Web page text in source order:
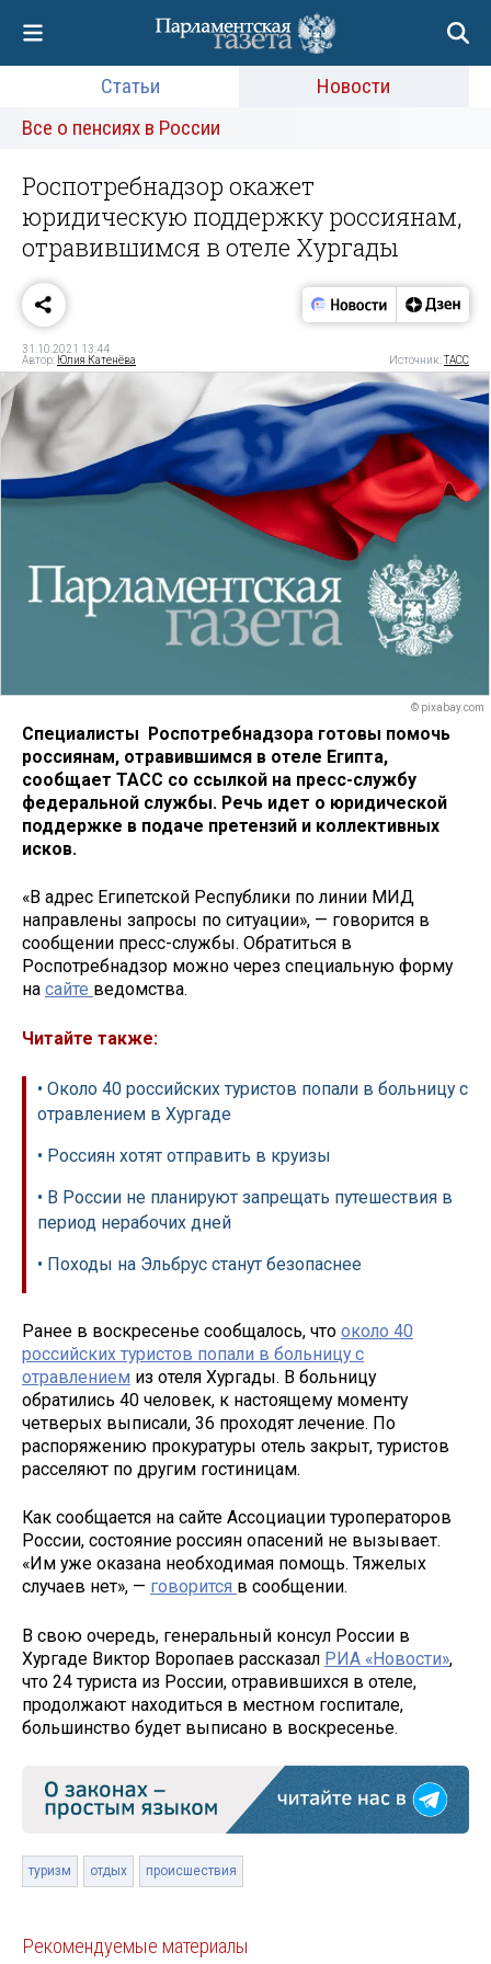
Статьи
Новости
Все о пенсиях в России
Роспотребнадзор окажет
юридическую поддержку россиянам,
отравившимся в отеле Хургады
31.10.2021 13:44
Автор: Юлия Катенёва Источник:ТАСС
© pixabay.com
Специалисты Роспотребнадзора готовы помочь
россиянам, отравившимся в отеле Египта,
сообщает ТАСС со ссылкой на пресс-службу
федеральной службы. Речь идет о юридической
поддержке в подаче претензий и коллективных
исков.
«В адрес Египетской Республики по линии МИД
направлены запросы по ситуации», — говорится в
сообщении пресс-службы. Обратиться в
Роспотребнадзор можно через специальную форму
на сайте ведомства.
Читайте также:
• Около 40 российских туристов попали в больницу с
отравлением в Хургаде
• Россиян хотят отправить в круизы
• В России не планируют запрещать путешествия в
период нерабочих дней
• Походы на Эльбрус станут безопаснее
Ранее в воскресенье сообщалось, что около 40
российских туристов попали в больницу с
отравлением из отеля Хургады. В больницу
обратились 40 человек, к настоящему моменту
четверых выписали, 36 проходят лечение. По
распоряжению прокуратуры отель закрыт, туристов
расселяют по другим гостиницам.
Как сообщается на сайте Ассоциации туроператоров
России, состояние россиян опасений не вызывает.
«Им уже оказана необходимая помощь. Тяжелых
случаев нет», — говорится в сообщении.
В свою очередь, генеральный консул России в
Хургаде Виктор Воропаев рассказал РИА «Новости»,
что 24 туриста из России, отравившихся в отеле,
продолжают находиться в местном госпитале,
большинство будет выписано в воскресенье.
туризм отдых происшествия
Рекомендуемые материалы